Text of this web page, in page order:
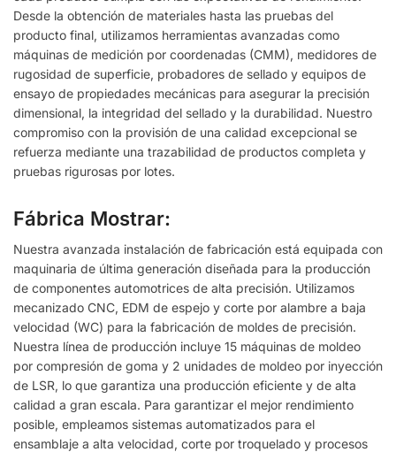
Desde la obtención de materiales hasta las pruebas del
producto final, utilizamos herramientas avanzadas como
máquinas de medición por coordenadas (CMM), medidores de
rugosidad de superficie, probadores de sellado y equipos de
ensayo de propiedades mecánicas para asegurar la precisión
dimensional, la integridad del sellado y la durabilidad. Nuestro
compromiso con la provisión de una calidad excepcional se
refuerza mediante una trazabilidad de productos completa y
pruebas rigurosas por lotes.
Fábrica Mostrar:
Nuestra avanzada instalación de fabricación está equipada con
maquinaria de última generación diseñada para la producción
de componentes automotrices de alta precisión. Utilizamos
mecanizado CNC, EDM de espejo y corte por alambre a baja
velocidad (WC) para la fabricación de moldes de precisión.
Nuestra línea de producción incluye 15 máquinas de moldeo
por compresión de goma y 2 unidades de moldeo por inyección
de LSR, lo que garantiza una producción eficiente y de alta
calidad a gran escala. Para garantizar el mejor rendimiento
posible, empleamos sistemas automatizados para el
ensamblaje a alta velocidad, corte por troquelado y procesos